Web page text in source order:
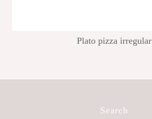
Plato pizza irregular
Search